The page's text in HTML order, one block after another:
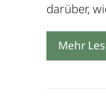
darüber,
Mehr